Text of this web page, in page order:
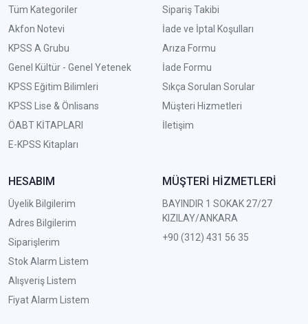
Tüm Kategoriler
Akfon Notevi
KPSS A Grubu
Genel Kültür - Genel Yetenek
KPSS Eğitim Bilimleri
KPSS Lise & Önlisans
ÖABT KİTAPLARI
E-KPSS Kitapları
Sipariş Takibi
İade ve İptal Koşulları
Arıza Formu
İade Formu
Sıkça Sorulan Sorular
Müşteri Hizmetleri
İletişim
HESABIM
Üyelik Bilgilerim
Adres Bilgilerim
Siparişlerim
Stok Alarm Listem
Alışveriş Listem
Fiyat Alarm Listem
MÜŞTERİ HİZMETLERİ
BAYINDIR 1 SOKAK 27/27
KIZILAY/ANKARA
+90 (312) 431 56 35